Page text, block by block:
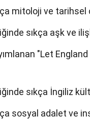
mitoloji ve tarihsel
sıkça aşk ve
"Let
sıkça İngiliz
sosyal adalet ve